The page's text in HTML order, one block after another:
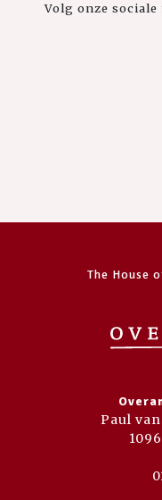
Volg onze
The House
Paul